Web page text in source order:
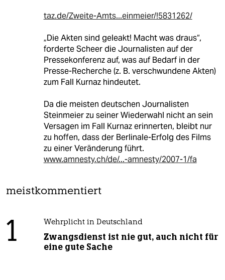
taz.de/Zweite-Amts...einmeier/!5831262/
„Die Akten sind geleakt! Macht was draus“,
forderte Scheer die Journalisten auf der
Pressekonferenz auf, was auf Bedarf in der
Presse-Recherche (z. B. verschwundene Akten)
zum Fall Kurnaz hindeutet.
Da die meisten deutschen Journalisten
Steinmeier zu seiner Wiederwahl nicht an sein
Versagen im Fall Kurnaz erinnerten, bleibt nur
zu hoffen, dass der Berlinale-Erfolg des Films
zu einer Veränderung führt.
www.amnesty.ch/de/...-amnesty/2007-1/fa
meistkommentiert
1 Wehrplicht in Deutschland
Zwangsdienst ist nie gut, auch nicht für
eine gute Sache